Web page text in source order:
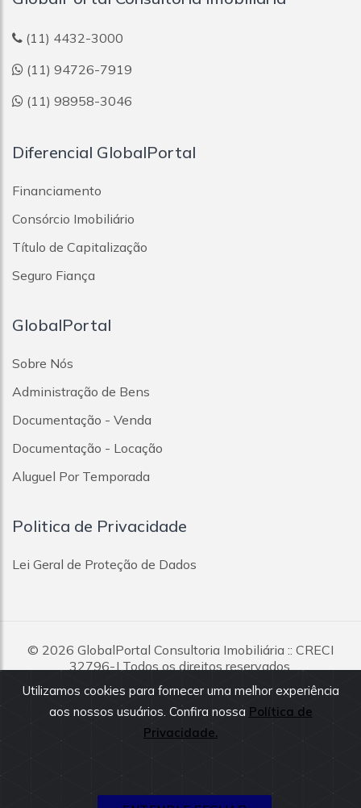
Utilizamos cookies para fornecer uma melhor experiência
aos nossos usuários. Confira nossa Política de
Privacidade.
(11) 4432-3000
(11) 94726-7919
(11) 98958-3046
Diferencial GlobalPortal
Financiamento
Consórcio Imobiliário
Título de Capitalização
Seguro Fiança
GlobalPortal
Sobre Nós
Administração de Bens
Documentação - Venda
Documentação - Locação
Aluguel Por Temporada
Politica de Privacidade
Lei Geral de Proteção de Dados
© 2026 GlobalPortal Consultoria Imobiliária :: CRECI
32796-J Todos os direitos reservados.
Todas as informações e valores exibidos neste portal são
fornecidos pelos proprietários dos imóveis, podendo sofrer
alterações sem aviso prévio. Antes da proposta, consulte nossos